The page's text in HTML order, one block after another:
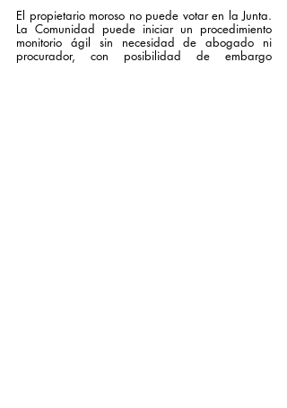
El propietario moroso no puede votar en la Junta.
La Comunidad puede iniciar un procedimiento
monitorio ágil sin necesidad de abogado ni
procurador, con posibilidad de embargo